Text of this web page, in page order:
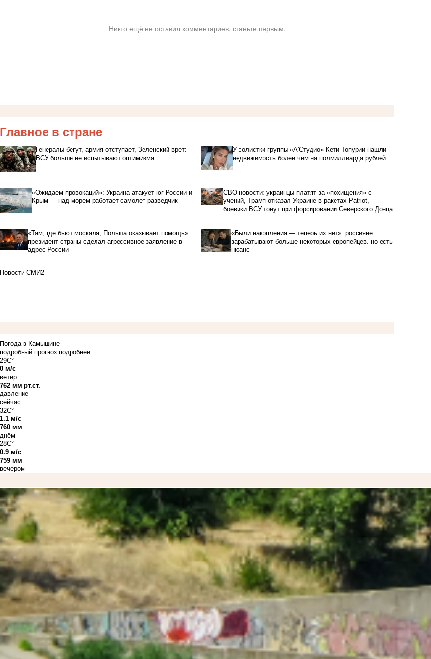
Никто ещё не оставил комментариев, станьте первым.
Главное в стране
Генералы бегут, армия отступает, Зеленский врет:
ВСУ больше не испытывают оптимизма
У солистки группы «А'Студио» Кети Топурии нашли
недвижимость более чем на полмиллиарда рублей
«Ожидаем провокаций»: Украина атакует юг России и
Крым — над морем работает самолет-разведчик
СВО новости: украинцы платят за «похищения» с
учений, Трамп отказал Украине в ракетах Patriot,
боевики ВСУ тонут при форсировании Северского Донца
«Там, где бьют москаля, Польша оказывает помощь»:
президент страны сделал агрессивное заявление в
адрес России
«Были накопления — теперь их нет»: россияне
зарабатывают больше некоторых европейцев, но есть
нюанс
Новости СМИ2
Погода в Камышине
подробный прогноз подробнее
29C°
0 м/с
ветер
762 мм рт.ст.
давление
сейчас
32C°
1.1 м/с
760 мм
днём
28C°
0.9 м/с
759 мм
вечером